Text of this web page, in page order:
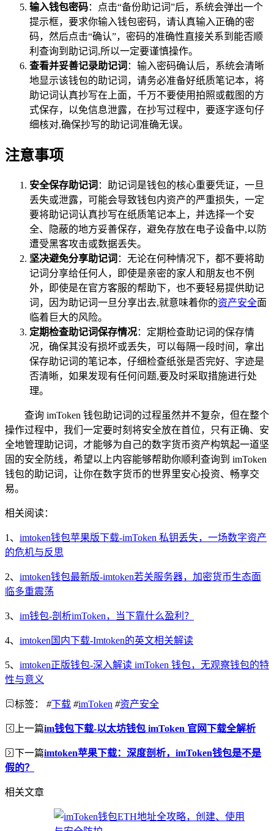
输入钱包密码：点击“备份助记词”后，系统会弹出一个
提示框，要求你输入钱包密码，请认真输入正确的密
码，然后点击“确认”，密码的准确性直接关系到能否顺
利查询到助记词,所以一定要谨慎操作。
查看并妥善记录助记词 ：输入密码确认后，系统会清晰
地显示该钱包的助记词，请务必准备好纸质笔记本，将
助记词认真抄写在上面，千万不要使用拍照或截图的方
式保存，以免信息泄露，在抄写过程中，要逐字逐句仔
细核对,确保抄写的助记词准确无误。
注意事项
安全保存助记词 ：助记词是钱包的核心重要凭证，一旦
丢失或泄露，可能会导致钱包内资产的严重损失，一定
要将助记词认真抄写在纸质笔记本上，并选择一个安
全、隐蔽的地方妥善保存，避免存放在电子设备中,以防
遭受黑客攻击或数据丢失。
坚决避免分享助记词 ：无论在何种情况下，都不要将助
记词分享给任何人，即使是亲密的家人和朋友也不例
外，即使是在官方客服的帮助下，也不要轻易提供助记
词，因为助记词一旦分享出去,就意味着你的资产安全面
临着巨大的风险。
定期检查助记词保存情况：定期检查助记词的保存情
况，确保其没有损坏或丢失，可以每隔一段时间，拿出
保存助记词的笔记本，仔细检查纸张是否完好、字迹是
否清晰，如果发现有任何问题,要及时采取措施进行处
理。
查询 imToken 钱包助记词的过程虽然并不复杂，但在整个
操作过程中，我们一定要时刻将安全放在首位，只有正确、安
全地管理助记词，才能够为自己的数字货币资产构筑起一道坚
固的安全防线，希望以上内容能够帮助你顺利查询到 imToken
钱包的助记词，让你在数字货币的世界里安心投资、畅享交
易。
相关阅读：
1、 imtoken钱包苹果版下载-imToken 私钥丢失，一场数字资产
的危机与反思
2、 imtoken钱包最新版-imtoken若关服务器，加密货币生态面
临多重震荡
3、 im钱包-剖析imToken，当下靠什么盈利？
4、 imtoken国内下载-Imtoken的英文相关解读
5、 imtoken正版钱包-深入解读 imToken 钱包，无观察钱包的特
性与意义
标签： #下载 #imToken #资产安全
上一篇im钱包下载-以太坊钱包 imToken 官网下载全解析
下一篇imtoken苹果下载：深度剖析，imToken钱包是不是
假的？
相关文章